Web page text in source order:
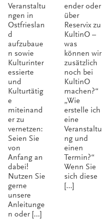
Veranstaltu
ngen in
Ostfrieslan
d
aufzubaue
n sowie
Kulturinter
essierte
und
Kulturtätig
e
miteinand
er zu
vernetzen:
Seien Sie
von
Anfang an
dabei!
Nutzen Sie
gerne
unsere
Anleitunge
n oder […]
ender oder
über
Reservix zu
KultinO –
was
können wir
zusätzlich
noch bei
KultinO
machen?“
„Wie
erstelle ich
eine
Veranstaltu
ng und
einen
Termin?“
Wenn Sie
sich diese
[…]